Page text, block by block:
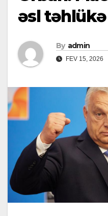
əsl
By admin
FEV 15, 2026